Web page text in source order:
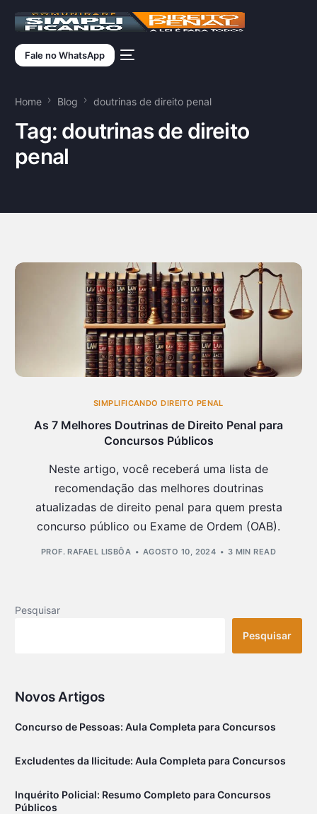
Fale no WhatsApp
Home Blog doutrinas de direito penal
Tag: doutrinas de direito
penal
SIMPLIFICANDO DIREITO PENAL
As 7 Melhores Doutrinas de Direito Penal para
Concursos Públicos
Neste artigo, você receberá uma lista de
recomendação das melhores doutrinas
atualizadas de direito penal para quem presta
concurso público ou Exame de Ordem (OAB).
PROF. RAFAEL LISBÔA AGOSTO 10, 2024 3 MIN READ
Pesquisar
Pesquisar
Novos Artigos
Concurso de Pessoas: Aula Completa para Concursos
Excludentes da Ilicitude: Aula Completa para Concursos
Inquérito Policial: Resumo Completo para Concursos
Públicos